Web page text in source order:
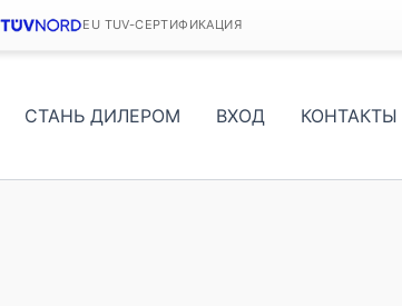
EU TUV-СЕРТИФИКАЦИЯ
СТАНЬ ДИЛЕРОМ ВХОД КОНТАКТЫ